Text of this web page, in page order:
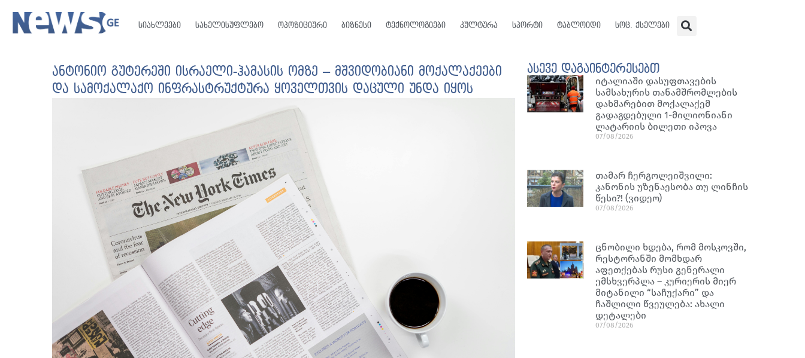
სიახლეები სახელისუფლებო ოპოზიციური ბიზნესი ტექნოლოგიები კულტურა სპორტი ტაბლოიდი სოც. ქსელები
ანტონიო გუტერეში ისრაელი-ჰამასის ომზე – მშვიდობიანი მოქალაქეები
და სამოქალაქო ინფრასტრუქტურა ყოველთვის დაცული უნდა იყოს
ასევე დაგაინტერესებთ
იტალიაში დასუფთავების
სამსახურის თანამშრომლების
დახმარებით მოქალაქემ
გადაგდებული 1-მილიონიანი
ლატარიის ბილეთი იპოვა
07/08/2026
თამარ ჩერგოლეიშვილი:
კანონის უზენაესობა თუ ლინჩის
წესი?! (ვიდეო)
07/08/2026
ცნობილი ხდება, რომ მოსკოვში,
რესტორანში მომხდარ
აფეთქებას რუსი გენერალი
ემსხვერპლა – კურიერის მიერ
მიტანილი “საჩუქარი” და
ჩაშლილი წვეულება: ახალი
დეტალები
07/08/2026